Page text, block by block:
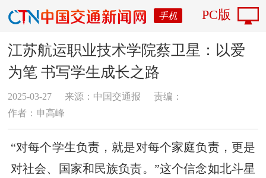
手机 PC版
江苏航运职业技术学院蔡卫星：以爱
为笔 书写学生成长之路
2025-03-27 来源：中国交通报
责编：
作者：申高峰
“对每个学生负责，就是对每个家庭负责，更是
对社会、国家和民族负责。”这个信念如北斗星